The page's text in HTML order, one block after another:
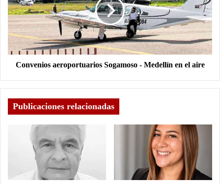
Convenios aeroportuarios Sogamoso - Medellín en el aire
Publicaciones relacionadas